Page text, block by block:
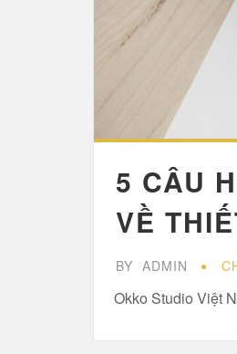
5 CÂU
VỀ
BY ADMIN
Okko Studio Việt